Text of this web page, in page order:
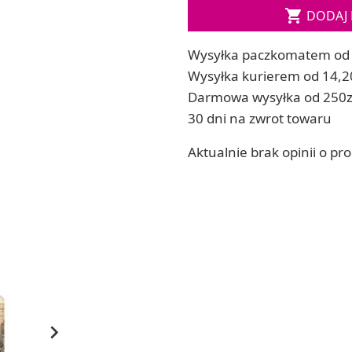
ręcznych
Soda, kwasek, formy do kul do kąpieli
RZEŹBA, GLINY I ODLEWY
Lepienie i rzeźbienie
Odlewy dekoracyjne
Tworzenie z gliny polimerowej
Modelowanie dla dzieci

 DODAJ
Wysyłka paczkomatem od
Wysyłka kurierem od
Darmowa wysyłka od
30 dni na zwrot towaru
Aktualnie brak opinii o